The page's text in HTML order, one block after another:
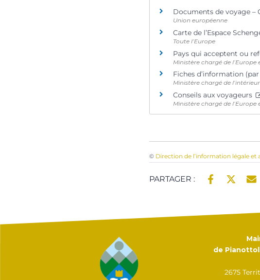
Documents de voyage –
Union européenne
Carte de l’Espace
Toute l’Europe
Pays qui acceptent ou
Ministère chargé de
Fiches d’information
Ministère chargé de l’intérieur
Conseils aux voyageurs
Ministère chargé de
© Direction de l’information légale et
PARTAGER :
de
2675